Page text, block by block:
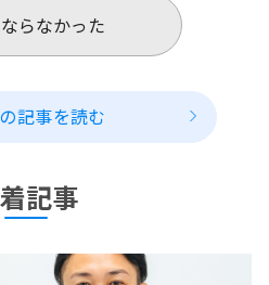
らなかった
記事を読む
記事